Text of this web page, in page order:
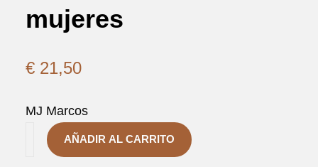
mujeres
€ 21,50
MJ Marcos
AÑADIR AL CARRITO